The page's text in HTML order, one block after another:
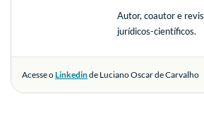
Autor, coautor e
jurídicos-científicos.
Acesse oLinkedinde Luciano Oscar de Carvalho